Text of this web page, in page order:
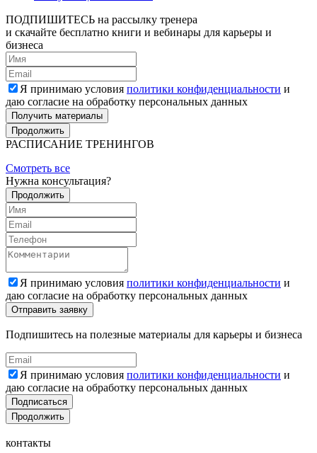
ПОДПИШИТЕСЬ на рассылку тренера
и скачайте бесплатно книги и вебинары для карьеры и
бизнеса
Я принимаю условия политики конфиденциальности и
даю согласие на обработку персональных данных
Получить материалы
Продолжить
РАСПИСАНИЕ ТРЕНИНГОВ
Смотреть все
Нужна консультация?
Продолжить
Я принимаю условия политики конфиденциальности и
даю согласие на обработку персональных данных
Подпишитесь на полезные материалы для карьеры и бизнеса
Я принимаю условия политики конфиденциальности и
даю согласие на обработку персональных данных
Подписаться
Продолжить
контакты